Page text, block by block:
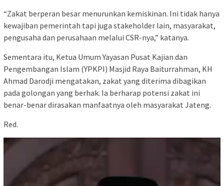
“Zakat berperan besar menurunkan kemiskinan. Ini tidak hanya
kewajiban pemerintah tapi juga stakeholder lain, masyarakat,
pengusaha dan perusahaan melalui CSR-nya,” katanya.
Sementara itu, Ketua Umum Yayasan Pusat Kajian dan
Pengembangan Islam (YPKPI) Masjid Raya Baiturrahman, KH
Ahmad Darodji mengatakan, zakat yang diterima dibagikan
pada golongan yang berhak. Ia berharap potensi zakat ini
benar-benar dirasakan manfaatnya oleh masyarakat Jateng.
Red.
Pemutar
Video